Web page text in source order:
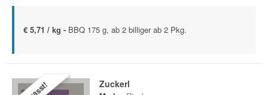
€ 5,71 / kg - BBQ 175 g, ab 2 billiger ab 2 Pkg.
Zuckerl